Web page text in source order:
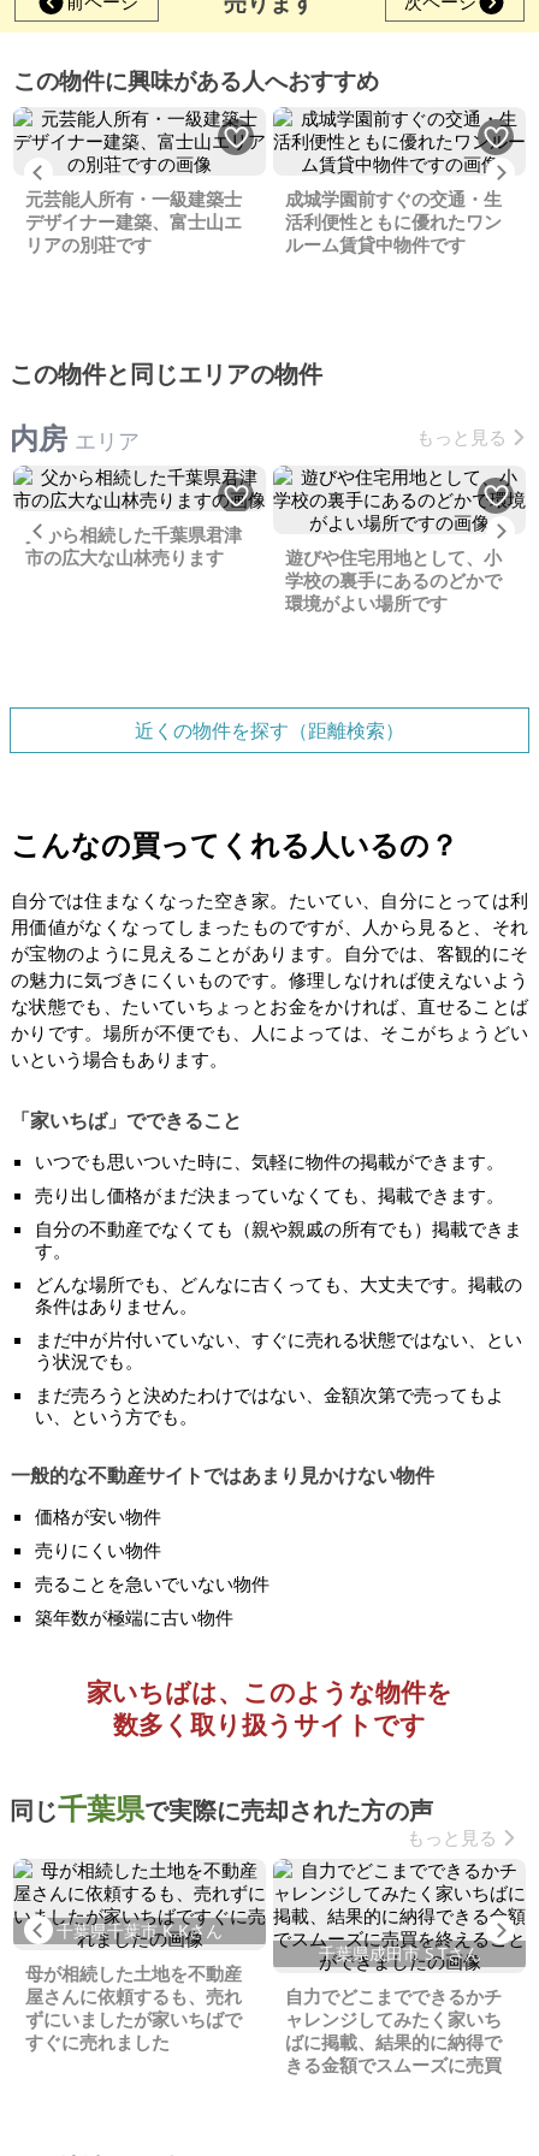
この物件に興味がある人へおすすめ
Previous
元芸能人所有・一級建築士
デザイナー建築、富士山エ
リアの別荘です
成城学園前すぐの交通・生
活利便性ともに優れたワン
ルーム賃貸中物件です
この物件と同じエリアの物件
内房 エリア もっと見る
Previous
父から相続した千葉県君津
市の広大な山林売ります
遊びや住宅用地として、小
学校の裏手にあるのどかで
環境がよい場所です
近くの物件を探す（距離検索）
こんなの買ってくれる人いるの？
自分では住まなくなった空き家。たいてい、自分にとっては利
用価値がなくなってしまったものですが、人から見ると、それ
が宝物のように見えることがあります。自分では、客観的にそ
の魅力に気づきにくいものです。修理しなければ使えないよう
な状態でも、たいていちょっとお金をかければ、直せることば
かりです。場所が不便でも、人によっては、そこがちょうどい
いという場合もあります。
「家いちば」でできること
いつでも思いついた時に、気軽に物件の掲載ができます。
売り出し価格がまだ決まっていなくても、掲載できます。
自分の不動産でなくても（親や親戚の所有でも）掲載できま
す。
どんな場所でも、どんなに古くっても、大丈夫です。掲載の
条件はありません。
まだ中が片付いていない、すぐに売れる状態ではない、とい
う状況でも。
まだ売ろうと決めたわけではない、金額次第で売ってもよ
い、という方でも。
一般的な不動産サイトではあまり見かけない物件
価格が安い物件
売りにくい物件
売ることを急いでいない物件
築年数が極端に古い物件
家いちばは、このような物件を
数多く取り扱うサイトです
同じ千葉県で実際に売却された方の声
もっと見る
Previous
千葉県千葉市 K.Kさん
母が相続した土地を不動産
屋さんに依頼するも、売れ
ずにいましたが家いちばで
すぐに売れました
千葉県成田市 S.Tさん
自力でどこまでできるかチ
ャレンジしてみたく家いち
ばに掲載、結果的に納得で
きる金額でスムーズに売買